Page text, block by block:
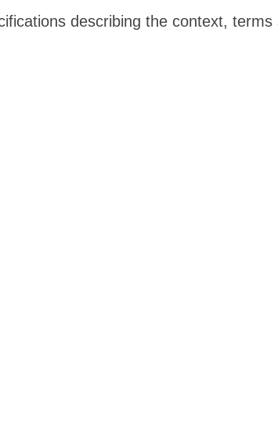
░
░██████████▓░   ░ ░
▒█████████▒░░░
░░░▒▒▓▓▒░░
describing the context,